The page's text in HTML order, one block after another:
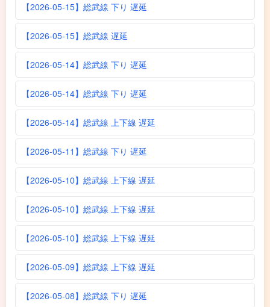
【2026-05-15】総武線 下り 遅延
【2026-05-15】総武線 遅延
【2026-05-14】総武線 下り 遅延
【2026-05-14】総武線 下り 遅延
【2026-05-14】総武線 上下線 遅延
【2026-05-11】総武線 下り 遅延
【2026-05-10】総武線 上下線 遅延
【2026-05-10】総武線 上下線 遅延
【2026-05-10】総武線 上下線 遅延
【2026-05-09】総武線 上下線 遅延
【2026-05-08】総武線 下り 遅延